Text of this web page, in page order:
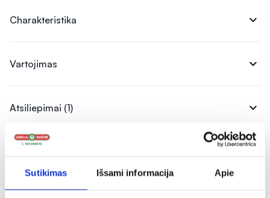
Sutikimas Išsami informacija Apie
Charakteristika expand_more
Vartojimas expand_more
Atsiliepimai (1) expand_more